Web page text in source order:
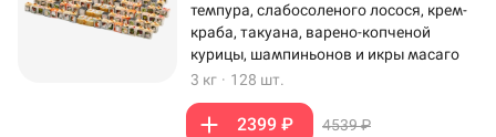
темпура, слабосоленого лосося, крем-
краба, такуана, варено-копченой
курицы, шампиньонов и икры масаго
3 кг · 128 шт.
2399 ₽ 4539 ₽